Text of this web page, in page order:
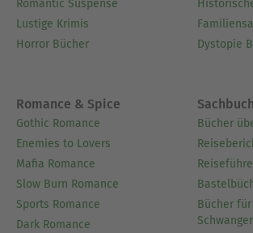
Romantic Suspense
Lustige Krimis
Horror Bücher
Dystopie
Romance & Spice
Gothic Romance
Enemies to Lovers
Mafia Romance
Slow Burn Romance
Sports Romance
Dark Romance
Bücher
Bücher